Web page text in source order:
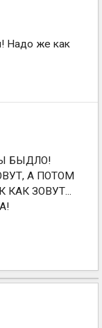
Надо же как
БЫДЛО!
А ПОТОМ
ЗОВУТ...